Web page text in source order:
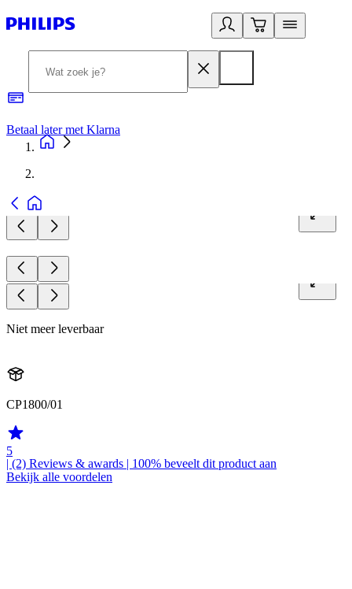
Betaal later met Klarna
Niet meer leverbaar
CP1800/01
5
| (2) Reviews & awards | 100% beveelt dit product aan
Bekijk alle voordelen